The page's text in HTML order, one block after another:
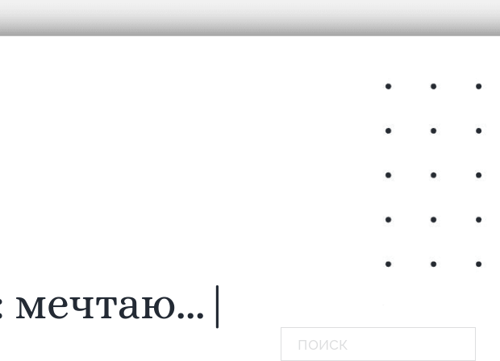
мечтаю... |
Поиск